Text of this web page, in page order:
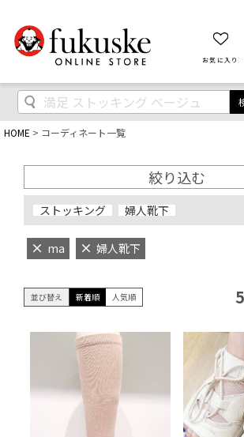
お気に入り
HOME コーディネート一覧
絞り込む
ストッキング 婦人靴下
ma 婦人靴下
並び替え 新着順 人気順 5